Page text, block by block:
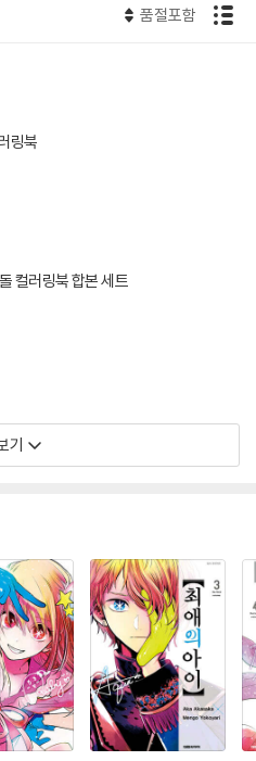
품절포함
링북
컬러링북 합본 세트
기